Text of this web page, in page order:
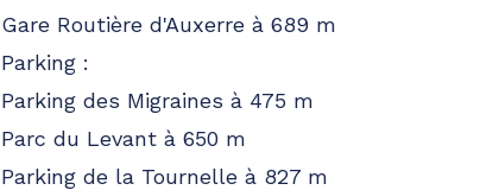
Gare Routière d'Auxerre à 689 m
Parking :
Parking des Migraines à 475 m
Parc du Levant à 650 m
Parking de la Tournelle à 827 m